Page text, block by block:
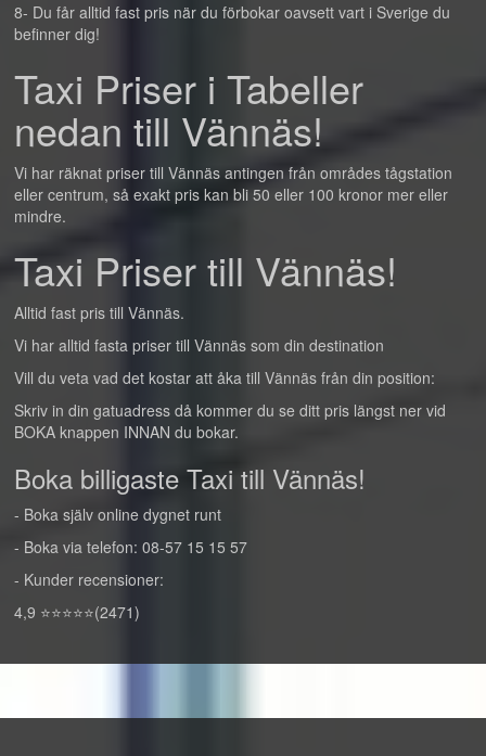
8- Du får alltid fast pris när du förbokar oavsett vart i Sverige du
befinner dig!
Taxi Priser i Tabeller
nedan till Vännäs!
Vi har räknat priser till Vännäs antingen från områdes tågstation
eller centrum, så exakt pris kan bli 50 eller 100 kronor mer eller
mindre.
Taxi Priser till Vännäs!
Alltid fast pris till Vännäs.
Vi har alltid fasta priser till Vännäs som din destination
Vill du veta vad det kostar att åka till Vännäs från din position:
Skriv in din gatuadress då kommer du se ditt pris längst ner vid
BOKA knappen INNAN du bokar.
Boka billigaste Taxi till Vännäs!
- Boka själv online dygnet runt
- Boka via telefon: 08-57 15 15 57
- Kunder recensioner:
4,9 ⭐⭐⭐⭐⭐(2471)